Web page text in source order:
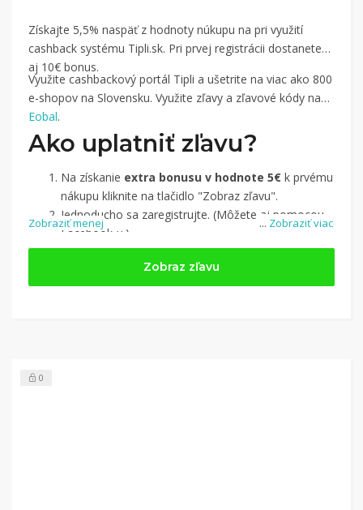
... Zobraziť viac
Získajte 5,5% naspäť z hodnoty núkupu na pri využití
cashback systému Tipli.sk. Pri prvej registrácii dostanete
aj 10€ bonus.
Využite cashbackový portál Tipli a ušetrite na viac ako 800
e-shopov na Slovensku. Využite zľavy a zľavové kódy na
Eobal.
Ako uplatniť zľavu?
Na získanie extra bonusu v hodnote 5€ k prvému
nákupu kliknite na tlačidlo "Zobraz zľavu".
Jednoducho sa zaregistrujte. (Môžete aj pomocou
Facebook-u.)
Jednoducho sinájdite obchod, pomocou služby
(v ponuke je cca 1 500 obchodov).
Kliknite na tlačidlo „Nakupovať“.(Následne
Zobraziť menej
Zobraz zľavu
0